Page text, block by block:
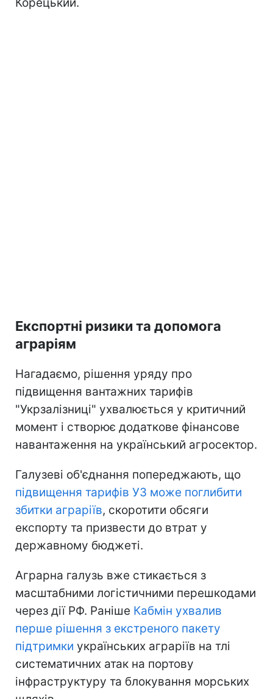
Експортні ризики та допомога
аграріям
Нагадаємо, рішення уряду про
підвищення вантажних тарифів
"Укрзалізниці" ухвалюється у критичний
момент і створює додаткове фінансове
навантаження на український агросектор.
Галузеві об'єднання попереджають, що
підвищення тарифів УЗ може поглибити
збитки аграріїв, скоротити обсяги
експорту та призвести до втрат у
державному бюджеті.
Аграрна галузь вже стикається з
масштабними логістичними перешкодами
через дії РФ. Раніше Кабмін ухвалив
перше рішення з екстреного пакету
підтримки українських аграріїв на тлі
систематичних атак на портову
інфраструктуру та блокування морських